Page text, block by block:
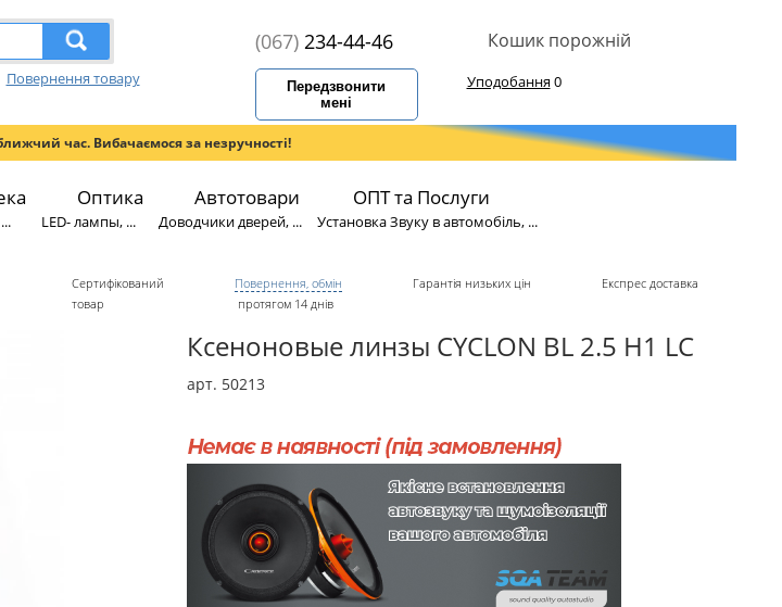
Повернення товару
(067)234-44-46
Передзвонити
мені
Кошик порожній
Уподобання0
час. Вибачаємося за незручності!
Оптика
LED- лампы, ...
Автотовари
Доводчики дверей, ...
ОПТ та Послуги
Установка Звуку в автомобіль, ...
Сертифікований
товар
Повернення, обмін
протягом 14 днів
Гарантія низьких цін Експрес доставка
Ксеноновые линзы CYCLON BL 2.5 H1 LC
арт. 50213